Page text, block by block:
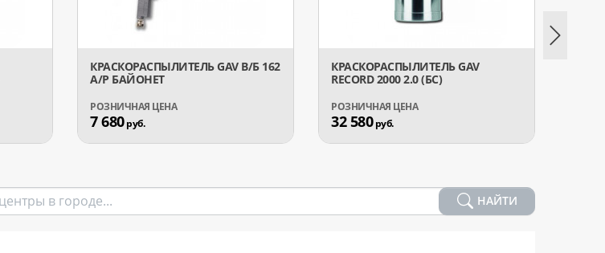
КРАСКОРАСПЫЛИТЕЛЬ GAV В/Б 162
А/Р БАЙОНЕТ
7 680руб.
КРАСКОРАСПЫЛИТЕЛЬ GAV
RECORD 2000 2.0 (БС)
32 580руб.
НАЙТИ